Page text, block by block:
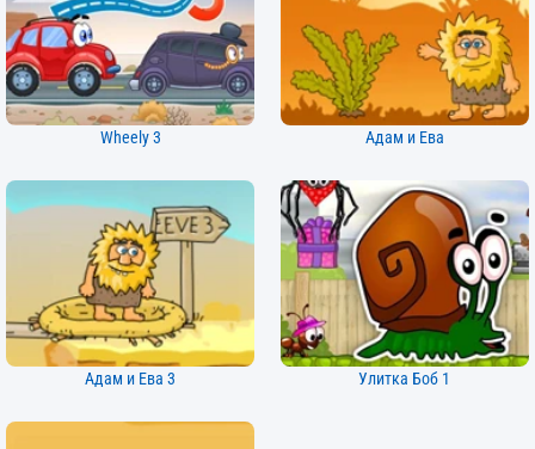
Wheely 3 Адам и Ева
Адам и Ева 3 Улитка Боб 1